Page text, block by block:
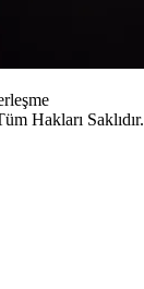
Hakları Saklıdır.